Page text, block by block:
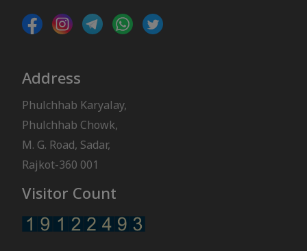
Address
Phulchhab Karyalay,
Phulchhab Chowk,
M. G. Road, Sadar,
Rajkot-360 001
Visitor Count